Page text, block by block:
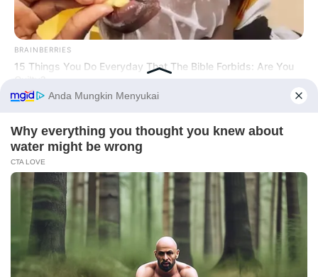
BRAINBERRIES
15 Things You Do Everyday That The Bible Forbids: Are You
BRAINBERRIES
Before You Go